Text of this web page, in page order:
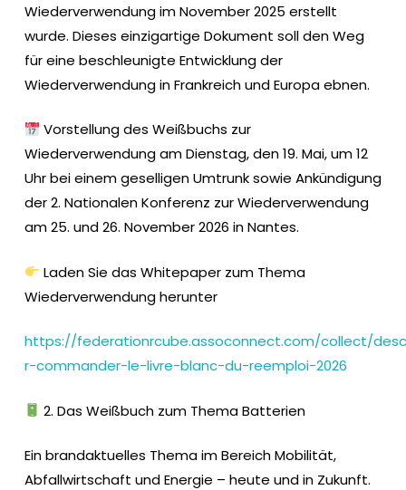
Wiederverwendung im November 2025 erstellt
wurde. Dieses einzigartige Dokument soll den Weg
für eine beschleunigte Entwicklung der
Wiederverwendung in Frankreich und Europa ebnen.
​ Vorstellung des Weißbuchs zur
Wiederverwendung am Dienstag, den 19. Mai, um 12
Uhr bei einem geselligen Umtrunk sowie Ankündigung
der 2. Nationalen Konferenz zur Wiederverwendung
am 25. und 26. November 2026 in Nantes.
Laden Sie das Whitepaper zum Thema
Wiederverwendung herunter
https://federationrcube.assoconnect.com/collect/
r-commander-le-livre-blanc-du-reemploi-2026
2. Das Weißbuch zum Thema Batterien
Ein brandaktuelles Thema im Bereich Mobilität,
Abfallwirtschaft und Energie – heute und in Zukunft.